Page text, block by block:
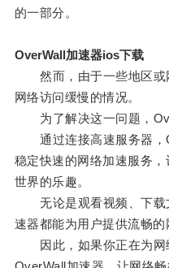
的一部分。
OverWall加速器ios下载
然而，由于一些地区或
网络访问缓慢的情况。
为了解决这一问题，
通过连接高速服务器，
稳定快速的网络加速服务
世界的乐趣。
无论是观看视频、下载
速器都能为用户提供流畅的
因此，如果你正在为网